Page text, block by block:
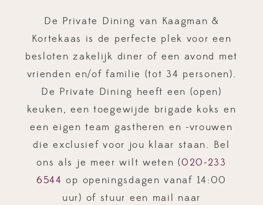
De Private Dining van Kaagman &
Kortekaas is de perfecte plek voor een
besloten zakelijk diner of een avond met
vrienden en/of familie (tot 34 personen).
De Private Dining heeft een (open)
keuken, een toegewijde brigade koks en
een eigen team gastheren en -vrouwen
die exclusief voor jou klaar staan. Bel
ons als je meer wilt weten (020-233
6544 op openingsdagen vanaf 14:00
uur) of stuur een mail naar